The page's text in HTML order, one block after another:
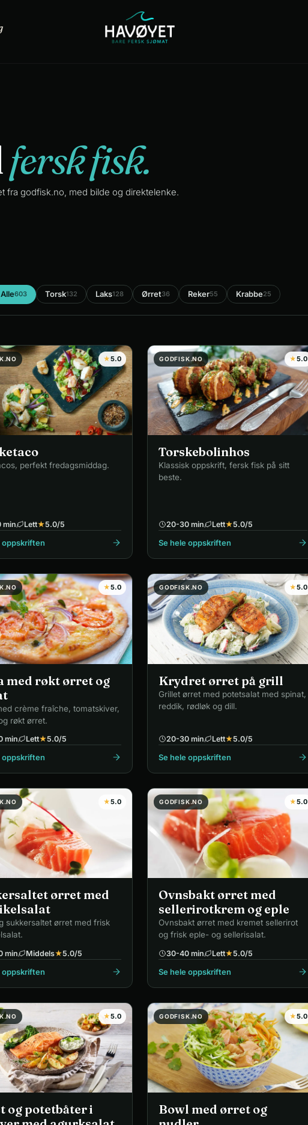
fersk fisk.
fra godfisk.no, med bilde og direktelenke.
Alle603 Torsk132 Laks128 Ørret36 Reker55 Krabbe25
★5.0
perfekt fredagsmiddag.
min Lett★5.0/5
oppskriften
GODFISK.NO ★5.0
Torskebolinhos
Klassisk oppskrift, fersk fisk på sitt
beste.
20-30 min Lett★5.0/5
Se hele oppskriften
★5.0
med røkt ørret og
crème fraîche, tomatskiver,
røkt ørret.
min Lett★5.0/5
oppskriften
GODFISK.NO ★5.0
Krydret ørret på grill
Grillet ørret med potetsalat med spinat,
reddik, rødløk og dill.
20-30 min Lett★5.0/5
Se hele oppskriften
★5.0
ørret med
sukkersaltet ørret med frisk
min Middels★5.0/5
oppskriften
GODFISK.NO ★5.0
Ovnsbakt ørret med
sellerirotkrem og eple
Ovnsbakt ørret med kremet sellerirot
og frisk eple- og sellerisalat.
30-40 min Lett★5.0/5
Se hele oppskriften
★5.0
og potetbåter i
GODFISK.NO ★5.0
Bowl med ørret og